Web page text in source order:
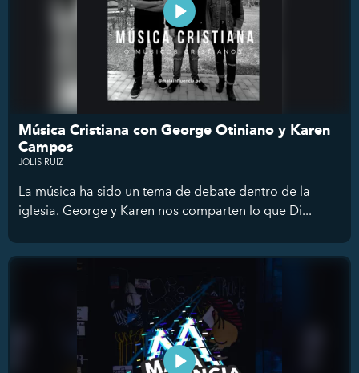
Música Cristiana con George Otiniano y Karen
Campos
JOLIS RUIZ
La música ha sido un tema de debate dentro de la
iglesia. George y Karen nos comparten lo que Di...